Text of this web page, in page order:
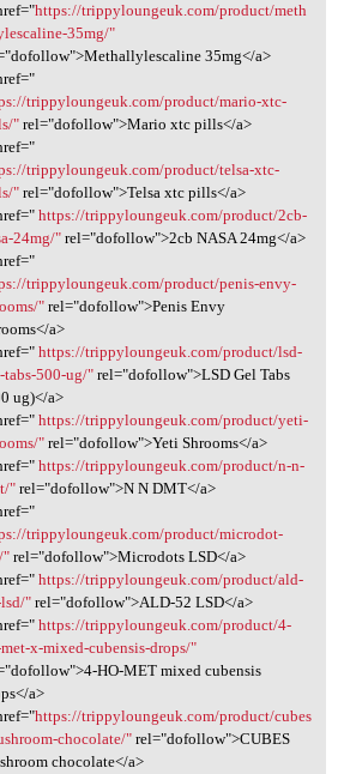
https://trippyloungeuk.com/product/meth
35mg/"
35mg</a>
trippyloungeuk.com/product/mario-xtc-
"rel="dofollow">Mario xtc pills</a>
trippyloungeuk.com/product/telsa-xtc-
"rel="dofollow">Telsa xtc pills</a>
https://trippyloungeuk.com/product/2cb-
24mg/"rel="dofollow">2cb NASA 24mg</a>
trippyloungeuk.com/product/penis-envy-
"rel="dofollow">Penis Envy
a>
https://trippyloungeuk.com/product/lsd-
tabs-500-ug/"rel="dofollow">LSD Gel Tabs
ug)</a>
https://trippyloungeuk.com/product/yeti-
"rel="dofollow">Yeti Shrooms</a>
https://trippyloungeuk.com/product/n-n-
"rel="dofollow">N N DMT</a>
trippyloungeuk.com/product/microdot-
"rel="dofollow">Microdots LSD</a>
https://trippyloungeuk.com/product/ald-
"rel="dofollow">ALD-52 LSD</a>
https://trippyloungeuk.com/product/4-
x-mixed-cubensis-drops/"
HO-MET mixed cubensis
a>
https://trippyloungeuk.com/product/cubes
chocolate/"rel="dofollow">CUBES
chocolate</a>